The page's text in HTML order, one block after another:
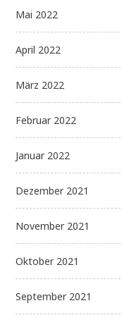
Mai 2022
April 2022
März 2022
Februar 2022
Januar 2022
Dezember 2021
November 2021
Oktober 2021
September 2021